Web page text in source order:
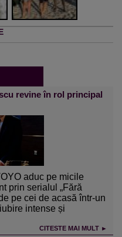
revine în rol principal
aduc pe micile
prin serialul „Fără
pe cei de acasă într-un
intense și
CITESTE MAI MULT ►